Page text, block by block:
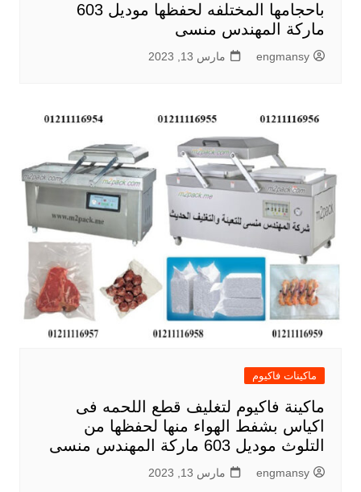
باحجامها المختلفه لحفظها موديل 603
ماركة المهندس منسى
engmansy مارس 13, 2023
ماكينات فاكيوم
ماكينة فاكيوم لتغليف قطع اللحمه فى
اكياس بشفط الهواء منها لحفظها من
التلوث موديل 603 ماركة المهندس منسى
engmansy مارس 13, 2023